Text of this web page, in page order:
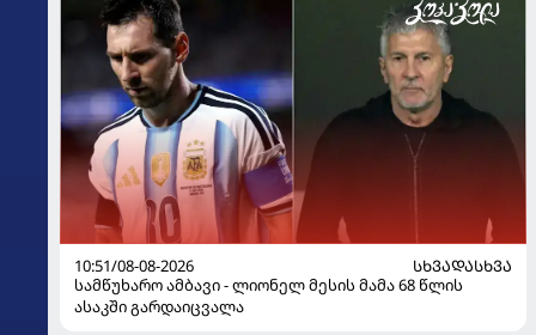
10:51/08-08-2026
ᲡᲮᲕᲐᲓᲐᲡᲮᲕᲐ
სამწუხარო ამბავი - ლიონელ მესის მამა 68 წლის
ასაკში გარდაიცვალა